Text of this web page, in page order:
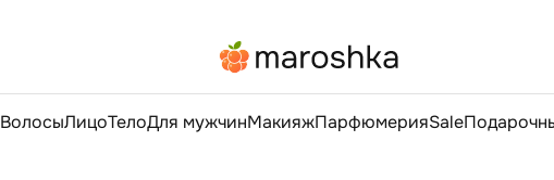
ВолосыЛицоТелоДля мужчинМакияжПарфюмерияSale